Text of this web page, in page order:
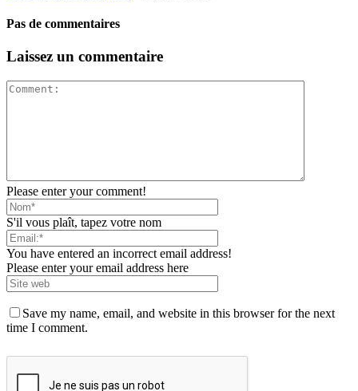
Pas de commentaires
Laissez un commentaire
Please enter your comment!
S'il vous plaît, tapez votre nom
You have entered an incorrect email address!
Please enter your email address here
Save my name, email, and website in this browser for the next
time I comment.